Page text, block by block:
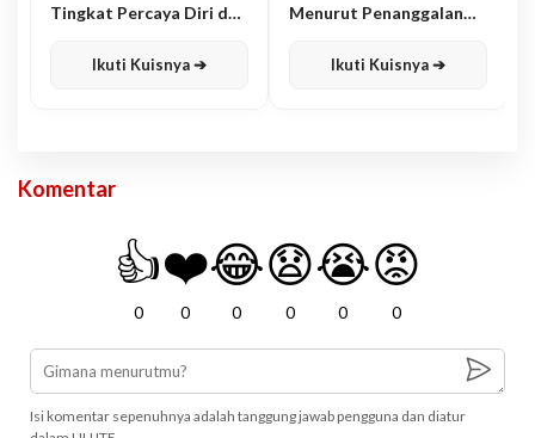
Tingkat Percaya Diri dan
Ikuti Kuisnya ➔
Menurut Penanggalan
Ikuti Kuisnya ➔
Komentar
👍
0
❤️
0
😂
0
😧
0
😭
0
😡
0
Isi komentar sepenuhnya adalah tanggung jawab pengguna dan diatur